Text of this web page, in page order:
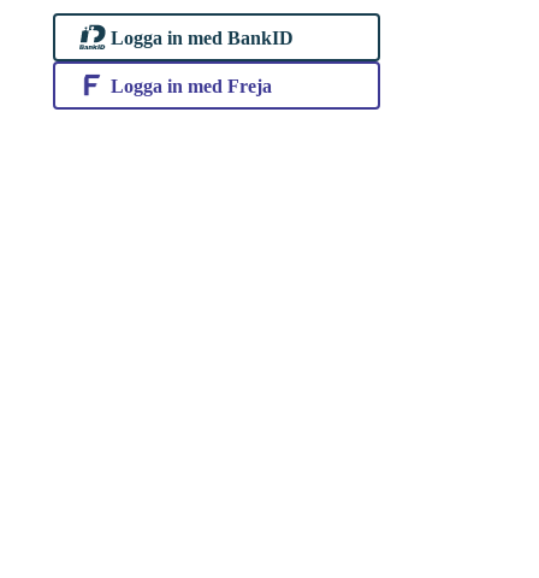
Logga in med BankID
Logga in med Freja